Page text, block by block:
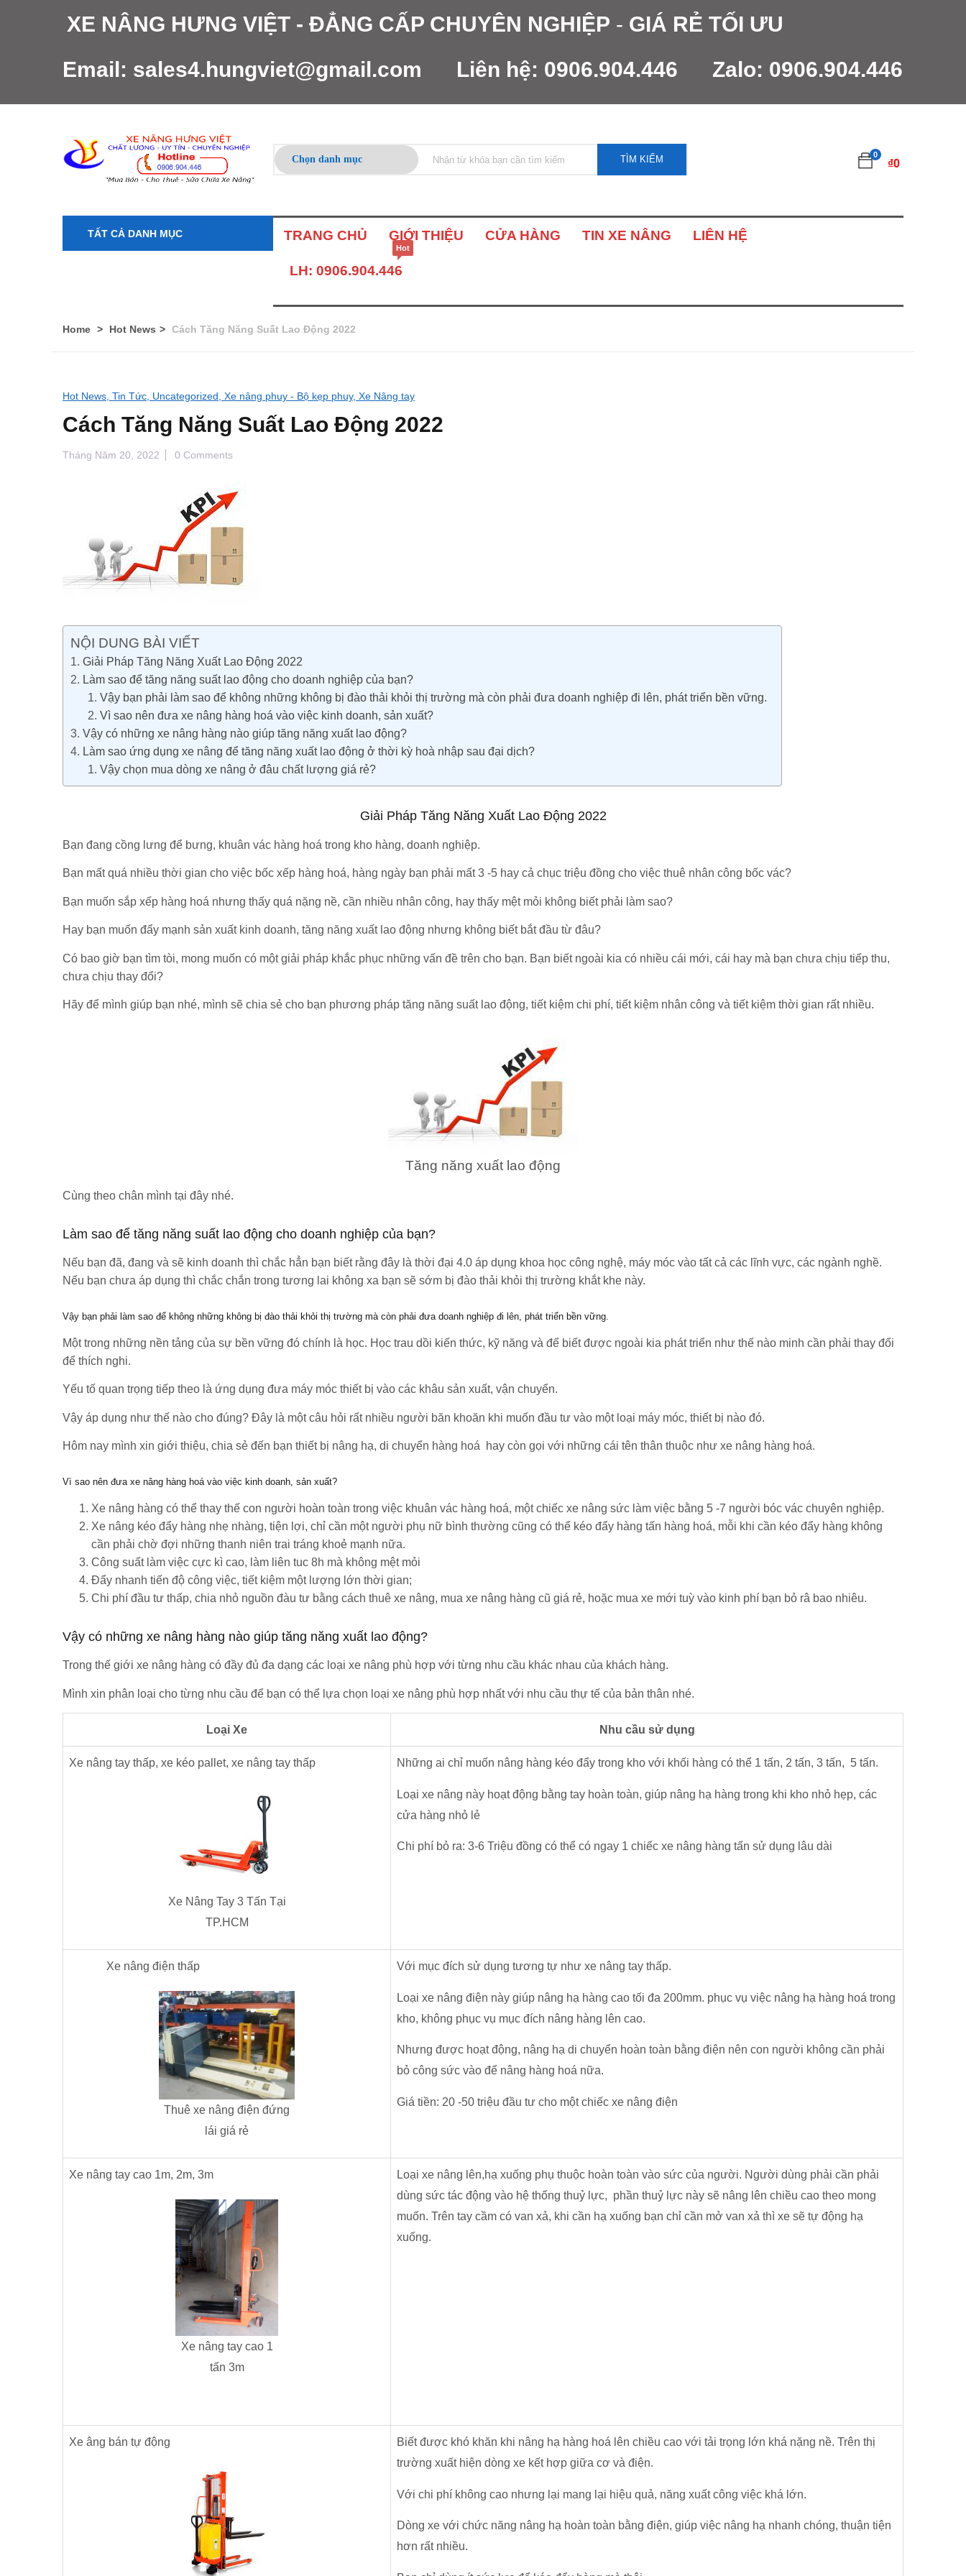
XE NÂNG HƯNG VIỆT - ĐẲNG CẤP CHUYÊN NGHIỆP - GIÁ RẺ TỐI ƯU
Email: sales4.hungviet@gmail.com Liên hệ: 0906.904.446 Zalo: 0906.904.446
TÌM KIẾM 0
₫0
TẤT CẢ DANH MỤC TRANG CHỦ GIỚI THIỆU CỬA HÀNG TIN XE NÂNG LIÊN HỆ
LH: 0906.904.446
Hot
Home Hot News Cách Tăng Năng Suất Lao Động 2022
Hot News, Tin Tức, Uncategorized, Xe nâng phuy - Bộ kẹp phuy, Xe Nâng tay
Cách Tăng Năng Suất Lao Động 2022
Tháng Năm 20, 2022 0 Comments
NỘI DUNG BÀI VIẾT
Giải Pháp Tăng Năng Xuất Lao Động 2022
Làm sao để tăng năng suất lao động cho doanh nghiệp của bạn?
Vậy bạn phải làm sao để không những không bị đào thải khỏi thị trường mà còn phải đưa doanh nghiệp đi lên, phát triển bền vững.
Vì sao nên đưa xe nâng hàng hoá vào việc kinh doanh, sản xuất?
Vậy có những xe nâng hàng nào giúp tăng năng xuất lao động?
Làm sao ứng dụng xe nâng để tăng năng xuất lao động ở thời kỳ hoà nhập sau đại dịch?
Vậy chọn mua dòng xe nâng ở đâu chất lượng giá rẻ?
Giải Pháp Tăng Năng Xuất Lao Động 2022
Bạn đang cồng lưng để bưng, khuân vác hàng hoá trong kho hàng, doanh nghiệp.
Bạn mất quá nhiều thời gian cho việc bốc xếp hàng hoá, hàng ngày bạn phải mất 3 -5 hay cả chục triệu đồng cho việc thuê nhân công bốc vác?
Bạn muốn sắp xếp hàng hoá nhưng thấy quá nặng nề, cần nhiều nhân công, hay thấy mệt mỏi không biết phải làm sao?
Hay bạn muốn đẩy mạnh sản xuất kinh doanh, tăng năng xuất lao động nhưng không biết bắt đầu từ đâu?
Có bao giờ bạn tìm tòi, mong muốn có một giải pháp khắc phục những vấn đề trên cho bạn. Bạn biết ngoài kia có nhiều cái mới, cái hay mà bạn chưa chịu tiếp thu,
chưa chịu thay đổi?
Hãy để mình giúp bạn nhé, mình sẽ chia sẻ cho bạn phương pháp tăng năng suất lao động, tiết kiệm chi phí, tiết kiệm nhân công và tiết kiệm thời gian rất nhiều.
Tăng năng xuất lao động
Cùng theo chân mình tại đây nhé.
Làm sao để tăng năng suất lao động cho doanh nghiệp của bạn?
Nếu bạn đã, đang và sẽ kinh doanh thì chắc hẳn bạn biết rằng đây là thời đại 4.0 áp dụng khoa học công nghệ, máy móc vào tất cả các lĩnh vực, các ngành nghề.
Nếu bạn chưa áp dụng thì chắc chắn trong tương lai không xa bạn sẽ sớm bị đào thải khỏi thị trường khắt khe này.
Vậy bạn phải làm sao để không những không bị đào thải khỏi thị trường mà còn phải đưa doanh nghiệp đi lên, phát triển bền vững.
Một trong những nền tảng của sự bền vững đó chính là học. Học trau dồi kiến thức, kỹ năng và để biết được ngoài kia phát triển như thế nào minh cần phải thay đổi
để thích nghi.
Yếu tố quan trọng tiếp theo là ứng dụng đưa máy móc thiết bị vào các khâu sản xuất, vận chuyển.
Vậy áp dụng như thế nào cho đúng? Đây là một câu hỏi rất nhiều người băn khoăn khi muốn đầu tư vào một loại máy móc, thiết bị nào đó.
Hôm nay mình xin giới thiệu, chia sẻ đến bạn thiết bị nâng hạ, di chuyển hàng hoá hay còn gọi với những cái tên thân thuộc như xe nâng hàng hoá.
Vì sao nên đưa xe nâng hàng hoá vào việc kinh doanh, sản xuất?
Xe nâng hàng có thể thay thế con người hoàn toàn trong việc khuân vác hàng hoá, một chiếc xe nâng sức làm việc bằng 5 -7 người bóc vác chuyên nghiệp.
Xe nâng kéo đẩy hàng nhẹ nhàng, tiện lợi, chỉ cần một người phụ nữ bình thường cũng có thể kéo đẩy hàng tấn hàng hoá, mỗi khi cần kéo đẩy hàng không
cần phải chờ đợi những thanh niên trai tráng khoẻ mạnh nữa.
Công suất làm việc cực kì cao, làm liên tuc 8h mà không mệt mỏi
Đẩy nhanh tiến độ công việc, tiết kiệm một lượng lớn thời gian;
Chi phí đầu tư thấp, chia nhỏ nguồn đàu tư bằng cách thuê xe nâng, mua xe nâng hàng cũ giá rẻ, hoặc mua xe mới tuỳ vào kinh phí bạn bỏ râ bao nhiêu.
Vậy có những xe nâng hàng nào giúp tăng năng xuất lao động?
Trong thế giới xe nâng hàng có đầy đủ đa dạng các loại xe nâng phù hợp với từng nhu cầu khác nhau của khách hàng.
Mình xin phân loại cho từng nhu cầu để bạn có thể lựa chọn loại xe nâng phù hợp nhất với nhu cầu thự tế của bản thân nhé.
Loại Xe Nhu cầu sử dụng
Xe nâng tay thấp, xe kéo pallet, xe nâng tay thấp
Xe Nâng Tay 3 Tấn Tại
TP.HCM
Những ai chỉ muốn nâng hàng kéo đẩy trong kho với khối hàng có thể 1 tấn, 2 tấn, 3 tấn, 5 tấn.
Loại xe nâng này hoạt động bằng tay hoàn toàn, giúp nâng hạ hàng trong khi kho nhỏ hẹp, các
cửa hàng nhỏ lẻ
Chi phí bỏ ra: 3-6 Triệu đồng có thể có ngay 1 chiếc xe nâng hàng tấn sử dụng lâu dài
Xe nâng điện thấp
Thuê xe nâng điện đứng
lái giá rẻ
Với mục đích sử dụng tương tự như xe nâng tay thấp.
Loại xe nâng điện này giúp nâng hạ hàng cao tối đa 200mm. phục vụ việc nâng hạ hàng hoá trong
kho, không phục vụ mục đích nâng hàng lên cao.
Nhưng được hoạt động, nâng hạ di chuyển hoàn toàn bằng điện nên con người không cần phải
bỏ công sức vào để nâng hàng hoá nữa.
Giá tiền: 20 -50 triệu đầu tư cho một chiếc xe nâng điện
Xe nâng tay cao 1m, 2m, 3m
Xe nâng tay cao 1
tấn 3m
Loại xe nâng lên,hạ xuống phụ thuộc hoàn toàn vào sức của người. Người dùng phải cần phải
dùng sức tác động vào hệ thống thuỷ lực, phần thuỷ lực này sẽ nâng lên chiều cao theo mong
muốn. Trên tay cầm có van xả, khi cần hạ xuống bạn chỉ cần mở van xả thì xe sẽ tự động hạ
xuống.
Xe âng bán tự động
Biết được khó khăn khi nâng hạ hàng hoá lên chiều cao với tải trọng lớn khá nặng nề. Trên thị
trường xuất hiện dòng xe kết hợp giữa cơ và điện.
Với chi phí không cao nhưng lại mang lại hiệu quả, năng xuất công việc khá lớn.
Dòng xe với chức năng nâng hạ hoàn toàn bằng điện, giúp việc nâng hạ nhanh chóng, thuận tiện
hơn rất nhiều.